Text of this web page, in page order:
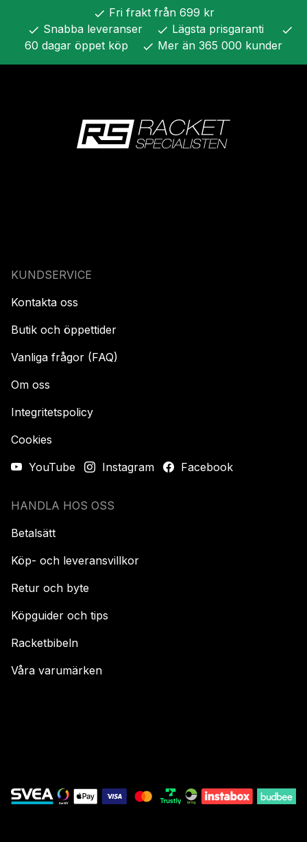
check Fri frakt från 699 kr
check Snabba leveranser check Lägsta prisgaranti check
60 dagar öppet köp check Mer än 365 000 kunder
KUNDSERVICE
Kontakta oss
Butik och öppettider
Vanliga frågor (FAQ)
Om oss
Integritetspolicy
Cookies
YouTube
Instagram Facebook
HANDLA HOS OSS
Betalsätt
Köp- och leveransvillkor
Retur och byte
Köpguider och tips
Racketbibeln
Våra varumärken